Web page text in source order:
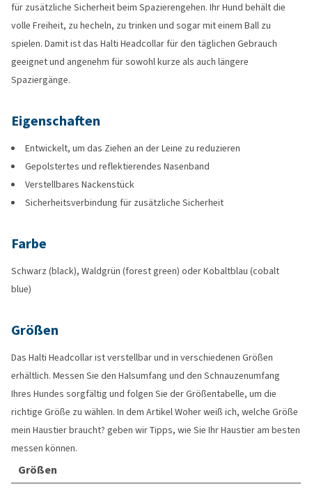
für zusätzliche Sicherheit beim Spazierengehen. Ihr Hund behält die
volle Freiheit, zu hecheln, zu trinken und sogar mit einem Ball zu
spielen. Damit ist das Halti Headcollar für den täglichen Gebrauch
geeignet und angenehm für sowohl kurze als auch längere
Spaziergänge.
Eigenschaften
Entwickelt, um das Ziehen an der Leine zu reduzieren
Gepolstertes und reflektierendes Nasenband
Verstellbares Nackenstück
Sicherheitsverbindung für zusätzliche Sicherheit
Farbe
Schwarz (black), Waldgrün (forest green) oder Kobaltblau (cobalt
blue)
Größen
Das Halti Headcollar ist verstellbar und in verschiedenen Größen
erhältlich. Messen Sie den Halsumfang und den Schnauzenumfang
Ihres Hundes sorgfältig und folgen Sie der Größentabelle, um die
richtige Größe zu wählen. In dem Artikel Woher weiß ich, welche Größe
mein Haustier braucht? geben wir Tipps, wie Sie Ihr Haustier am besten
messen können.
Größen